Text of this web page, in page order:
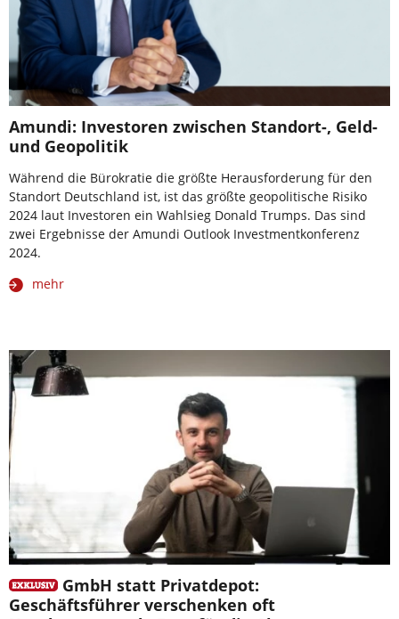
Amundi: Investoren zwischen Standort-, Geld-
und Geopolitik
Während die Bürokratie die größte Herausforderung für den
Standort Deutschland ist, ist das größte geopolitische Risiko
2024 laut Investoren ein Wahlsieg Donald Trumps. Das sind
zwei Ergebnisse der Amundi Outlook Investmentkonferenz
2024.
mehr
GmbH statt Privatdepot:
Geschäftsführer verschenken oft